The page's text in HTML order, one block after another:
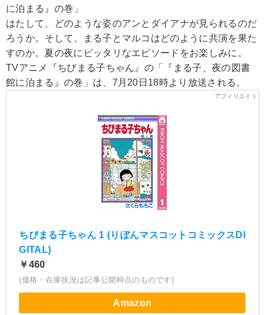
に泊まる』の巻」
はたして、どのような姿のアンとダイアナが見られるのだ
ろうか。そして、まる子とマルコはどのように共演を果た
すのか。夏の夜にピッタリなエピソードをお楽しみに。
TVアニメ『ちびまる子ちゃん』の「『まる子、夜の図書
館に泊まる』の巻」は、7月20日18時より放送される。
ちびまる子ちゃん 1 (りぼんマスコットコミックスDI
GITAL)
￥460
(価格・在庫状況は記事公開時点のものです)
Amazon